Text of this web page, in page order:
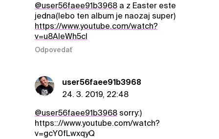
@user56faee91b3968a z Easter este
jedna(lebo ten album je naozaj super)
https://www.youtube.com/watch?
v=u8AleWh5cI
Odpovedať
user56faee91b3968
24. 3. 2019, 22:48
@user56faee91b3968sorry:)
https:://www.youtube.com/watch?
v=gcY0fLwxqyQ